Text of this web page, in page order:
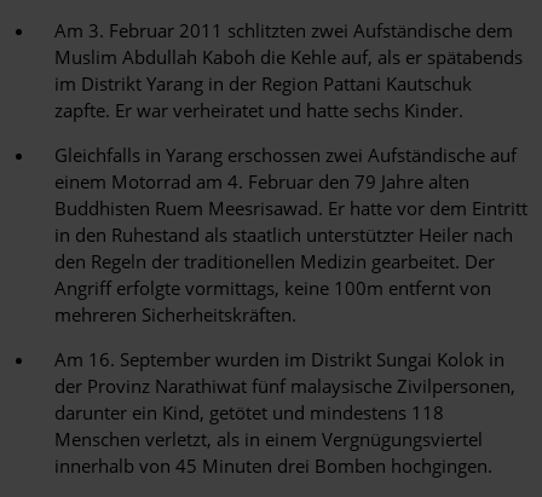
Am 3. Februar 2011 schlitzten zwei Aufständische dem
Muslim Abdullah Kaboh die Kehle auf, als er spätabends
im Distrikt Yarang in der Region Pattani Kautschuk
zapfte. Er war verheiratet und hatte sechs Kinder.
Gleichfalls in Yarang erschossen zwei Aufständische auf
einem Motorrad am 4. Februar den 79 Jahre alten
Buddhisten Ruem Meesrisawad. Er hatte vor dem Eintritt
in den Ruhestand als staatlich unterstützter Heiler nach
den Regeln der traditionellen Medizin gearbeitet. Der
Angriff erfolgte vormittags, keine 100m entfernt von
mehreren Sicherheitskräften.
Am 16. September wurden im Distrikt Sungai Kolok in
der Provinz Narathiwat fünf malaysische Zivilpersonen,
darunter ein Kind, getötet und mindestens 118
Menschen verletzt, als in einem Vergnügungsviertel
innerhalb von 45 Minuten drei Bomben hochgingen.